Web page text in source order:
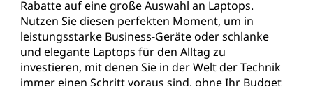
Rabatte auf eine große Auswahl an Laptops.
Nutzen Sie diesen perfekten Moment, um in
leistungsstarke Business-Geräte oder schlanke
und elegante Laptops für den Alltag zu
investieren, mit denen Sie in der Welt der Technik
immer einen Schritt voraus sind, ohne Ihr Budget